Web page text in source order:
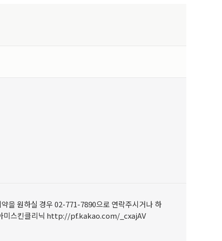
을 원하실 경우 02-771-7890으로 연락주시거나 하
아미스킨클리닉 http://pf.kakao.com/_cxajAV